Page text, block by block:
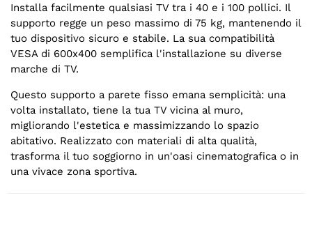
Installa facilmente qualsiasi TV tra i 40 e i 100 pollici. Il
supporto regge un peso massimo di 75 kg, mantenendo il
tuo dispositivo sicuro e stabile. La sua compatibilità
VESA di 600x400 semplifica l'installazione su diverse
marche di TV.
Questo supporto a parete fisso emana semplicità: una
volta installato, tiene la tua TV vicina al muro,
migliorando l'estetica e massimizzando lo spazio
abitativo. Realizzato con materiali di alta qualità,
trasforma il tuo soggiorno in un'oasi cinematografica o in
una vivace zona sportiva.